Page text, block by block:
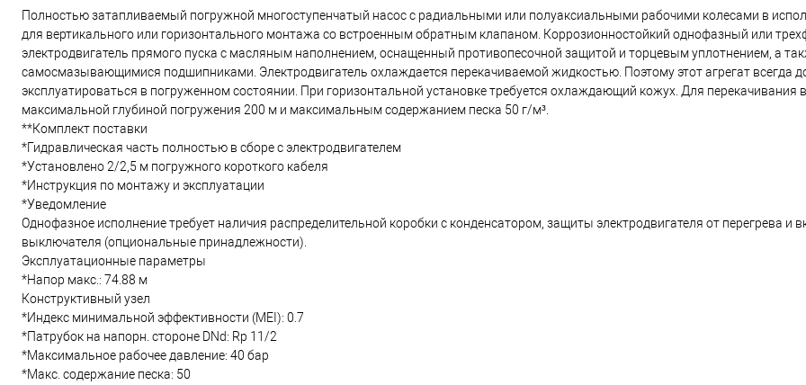
Полностью затапливаемый погружной многоступенчатый насос с радиальными или полуаксиальными рабочими колесами в
для вертикального или горизонтального монтажа со встроенным обратным клапаном. Коррозионностойкий однофазный или
электродвигатель прямого пуска с масляным наполнением, оснащенный противопесочной защитой и торцевым уплотнением, а
самосмазывающимися подшипниками. Электродвигатель охлаждается перекачиваемой жидкостью. Поэтому этот агрегат всегда
эксплуатироваться в погруженном состоянии. При горизонтальной установке требуется охлаждающий кожух. Для перекачивания
максимальной глубиной погружения 200 м и максимальным содержанием песка 50 г/м³.
**Комплект поставки
*Гидравлическая часть полностью в сборе с электродвигателем
*Установлено 2/2,5 м погружного короткого кабеля
*Инструкция по монтажу и эксплуатации
*Уведомление
Однофазное исполнение требует наличия распределительной коробки с конденсатором, защиты электродвигателя от перегрева и
выключателя (опциональные принадлежности).
Эксплуатационные параметры
*Напор макс.: 74.88 м
Конструктивный узел
*Индекс минимальной эффективности (MEI): 0.7
*Патрубок на напорн. стороне DNd: Rp 11/2
*Максимальное рабочее давление: 40 бар
*Макс. содержание песка: 50